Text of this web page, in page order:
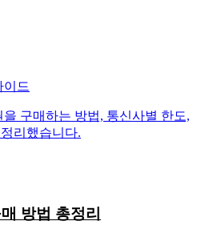
이드
구매하는 방법, 통신사별 한도,
리했습니다.
방법 총정리